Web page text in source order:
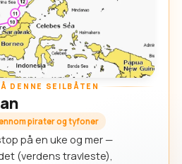
DENNE SEILBÅTEN
pirater og tyfoner
på en uke og mer —
(verdens travleste),